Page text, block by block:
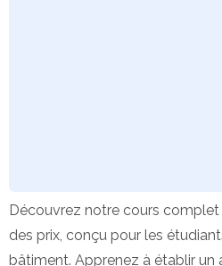
Découvrez notre cours
des prix, conçu pour les
bâtiment. Apprenez à établir un